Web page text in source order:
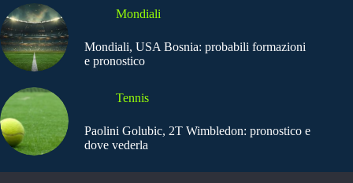
Mondiali
Mondiali, USA Bosnia: probabili formazioni
e pronostico
Tennis
Paolini Golubic, 2T Wimbledon: pronostico e
dove vederla